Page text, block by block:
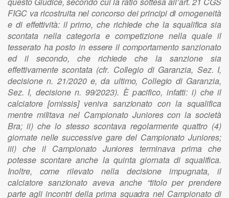
FIGC va ricostruitanel concorso deiprincipi di omogeneità
e di effettività: ilprimo, che richiede chela squalificasia
scontata nella categoria e competizione nella qualeil
tesserato ha posto in essereil comportamento sanzionato
ed il secondo, che richiede chela sanzione sia
effettivamentescontata (cfr. Collegio di Garanzia, Sez. I,
decisionen. 21/2020e,da ultimo, Collegio di Garanzia,
Sez. I, decisionen. 99/2023). È pacifico, infatti: i) cheil
calciatore[omissis] veniva sanzionato conla squalifica
mentre militavanel Campionato Juniores conla società
Bra;ii)chelo stesso scontava regolarmente quattro (4)
giornate nelle successive gare del Campionato Juniores;
iii) che il Campionato Juniores terminava prima che
potesse scontare anche la quinta giornatadi squalifica.
Inoltre, come rilevato nella decisioneimpugnata,il
calciatore sanzionatoaveva anche “titolo per prendere
parte agliincontri della prima squadra nel Campionatodi